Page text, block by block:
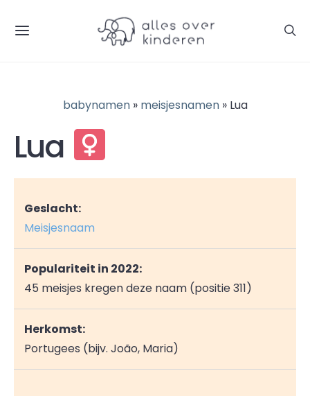
babynamen» meisjesnamen» Lua
Lua
Geslacht:
Meisjesnaam
Populariteit in 2022:
45 meisjes kregen deze naam (positie 311)
Herkomst:
Portugees (bijv. João, Maria)